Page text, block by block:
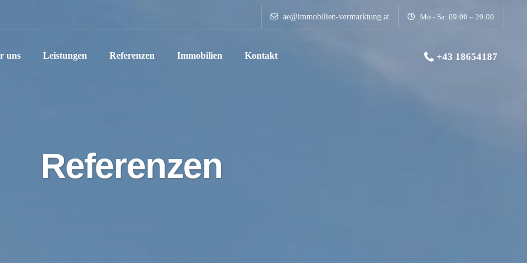
ae@immobilien-vermarktung.at Mo - Sa: 09:00 – 20:00
+43 18654187
uns Leistungen Referenzen Immobilien Kontakt
Referenzen